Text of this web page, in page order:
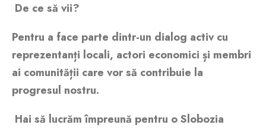
De ce să vii?
Pentru a face parte dintr-un dialog activ cu
reprezentanți locali, actori economici și membri
ai comunității care vor să contribuie la
progresul nostru.
Hai să lucrăm împreună pentru o Slobozia